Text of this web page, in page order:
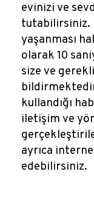
evinizi ve
tutabilirsiniz.
yaşanması
olarak 10
size ve
kullandığı
iletişim ve
ayrıca
edebilirsiniz.